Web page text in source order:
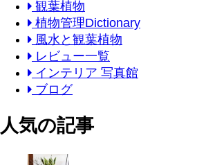
観葉植物
植物管理Dictionary
風水と観葉植物
レビュー一覧
インテリア 写真館
ブログ
人気の記事